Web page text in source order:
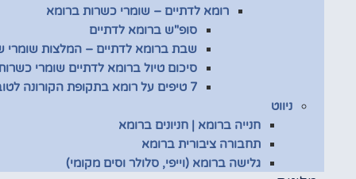
רומא לדתיים – שומרי כשרות ברומא
סופ"ש ברומא לדתיים
שבת ברומא לדתיים – המלצות שומרי
סיכום טיול ברומא לדתיים שומרי
7 טיפים על רומא בתקופת הקורונה לטובת שומרי כשרות
ניווט
חנייה ברומא | חניונים ברומא
תחבורה ציבורית ברומא
גלישה ברומא (וייפי, סלולר וסים מקומי)